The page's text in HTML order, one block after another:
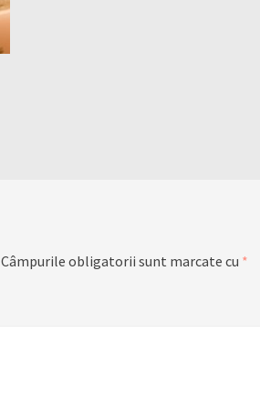
Câmpurile obligatorii sunt marcate cu *